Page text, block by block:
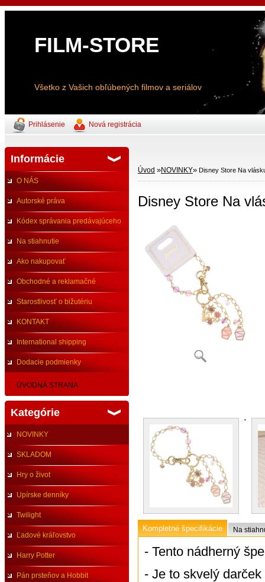
FILM-STORE
Všetko z Vašich obľúbených filmov a seriálov
Prihlásenie Nová registrácia
Informácie
O NÁS
Autorské práva
Kódex správania predávajúceho
Na stiahnutie
Ako nakupovať
Obchodné a reklamačné
podmienky
Starostlivosť o bižutériu
KONTAKT
International shipping
Dodacie podmienky
ÚVODNÁ STRANA
Kategórie
NOVINKY
SKLADOM
Hry o život
Upírske denníky
Twilight
Ľadové kráľovstvo
Harry Potter
Pán prsteňov a Hobbit
Úvod »NOVINKY» Disney Store Na
Disney Store Na
Kompletné špecifikácie Na
- Tento nádherný
- Je to skvelý